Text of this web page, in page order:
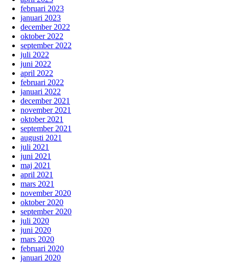
februari 2023
januari 2023
december 2022
oktober 2022
september 2022
juli 2022
juni 2022
april 2022
februari 2022
januari 2022
december 2021
november 2021
oktober 2021
september 2021
augusti 2021
juli 2021
juni 2021
maj 2021
april 2021
mars 2021
november 2020
oktober 2020
september 2020
juli 2020
juni 2020
mars 2020
februari 2020
januari 2020